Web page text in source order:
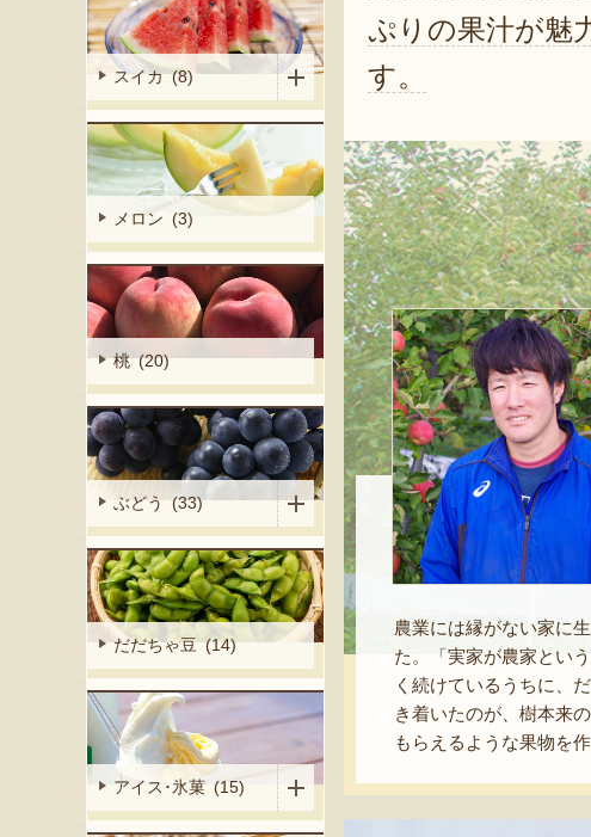
ぷりの果汁が魅
す。
農業には縁がない家に
た。「実家が農家とい
く続けているうちに、
き着いたのが、樹本来
もらえるような果物を
スイカ (8)
メロン (3)
桃 (20)
ぶどう (33)
だだちゃ豆 (14)
アイス･氷菓 (15)